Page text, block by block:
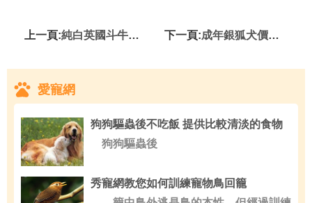
上一頁:純白英國斗牛犬多少錢 國內行情4500起步價 下一頁:成年銀狐犬價格 地區不同價格也會有所不同
愛寵網
狗狗驅蟲後不吃飯 提供比較清淡的食物
狗狗驅蟲後
秀寵網教您如何訓練寵物鳥回籠